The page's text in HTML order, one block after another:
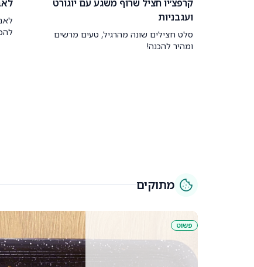
קרפצ׳יו חציל שרוף משגע עם יוגורט
ועגבניות
סלט חצילים שונה מהרגיל, טעים מרשים
ומהיר להכנה!
מתוקים
פשוט